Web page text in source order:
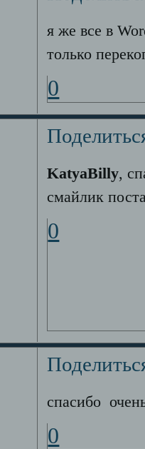
я же все в
только
0
KatyaBilly,
смайлик
0
спасибо
0